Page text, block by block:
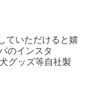
ていただけると嬉
パのインスタ
グッズ等自社製